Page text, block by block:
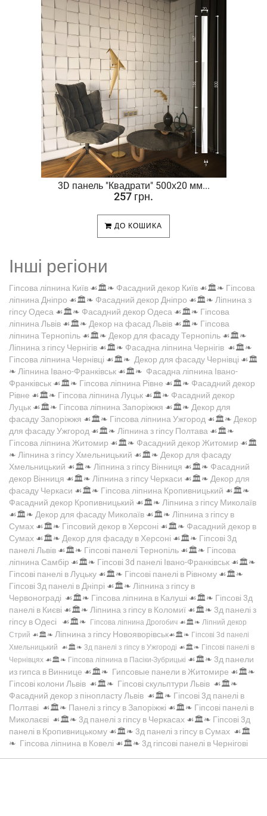
3D панель "Квадрати" 500х20 мм...
257 грн.
ДО КОШИКА
Інші регіони
Гіпсова ліпнина Київ ☙🏛️❧ Фасадний декор Київ ☙🏛️❧ Гіпсова
ліпнина Дніпро ☙🏛️❧ Фасадний декор Дніпро ☙🏛️❧ Ліпнина з
гіпсу Одеса ☙🏛️❧ Фасадний декор Одеса ☙🏛️❧ Гіпсова
ліпнина Львів ☙🏛️❧ Декор на фасад Львів ☙🏛️❧ Гіпсова
ліпнина Тернопіль ☙🏛️❧ Декор для фасаду Тернопіль ☙🏛️❧
Ліпнина з гіпсу Чернігів ☙🏛️❧ Фасадна ліпнина Чернігів ☙🏛️❧
Гіпсова ліпнина Чернівці ☙🏛️❧ Декор для фасаду Чернівці ☙🏛️
❧ Ліпнина Івано-Франківськ ☙🏛️❧ Фасадна ліпнина Івано-
Франківськ ☙🏛️❧ Гіпсова ліпнина Рівне ☙🏛️❧ Фасадний декор
Рівне ☙🏛️❧ Гіпсова ліпнина Луцьк ☙🏛️❧ Фасадний декор
Луцьк ☙🏛️❧ Гіпсова ліпнина Запоріжжя ☙🏛️❧ Декор для
фасаду Запоріжжя ☙🏛️❧ Гіпсова ліпнина Ужгород ☙🏛️❧ Декор
для фасаду Ужгород ☙🏛️❧ Ліпнина з гіпсу Полтава ☙🏛️❧
Гіпсова ліпнина Житомир ☙🏛️❧ Фасадний декор Житомир ☙🏛️
❧ Ліпнина з гіпсу Хмельницький ☙🏛️❧ Декор для фасаду
Хмельницький ☙🏛️❧ Ліпнина з гіпсу Вінниця ☙🏛️❧ Фасадний
декор Вінниця ☙🏛️❧ Ліпнина з гіпсу Черкаси ☙🏛️❧ Декор для
фасаду Черкаси ☙🏛️❧ Гіпсова ліпнина Кропивницький ☙🏛️❧
Фасадний декор Кропивницький ☙🏛️❧ Ліпнина з гіпсу Миколаїв
☙🏛️❧ Декор для фасаду Миколаїв ☙🏛️❧ Ліпнина з гіпсу в
Сумах ☙🏛️❧ Гіпсовий декор в Херсоні ☙🏛️❧ Фасадний декор в
Сумах ☙🏛️❧ Декор для фасаду в Херсоні ☙🏛️❧ Гіпсові 3д
панелі Львів ☙🏛️❧ Гіпсові панелі Тернопіль ☙🏛️❧ Гіпсова
ліпнина Самбір ☙🏛️❧ Гіпсові 3d панелі Івано-Франківськ ☙🏛️❧
Гіпсові панелі в Луцьку ☙🏛️❧ Гіпсові панелі в Рівному ☙🏛️❧
Гіпсові 3д панелі в Дніпрі ☙🏛️❧ Ліпнина з гіпсу в
Червонограді ☙🏛️❧ Гіпсова ліпнина в Калуші ☙🏛️❧ Гіпсові 3д
панелі в Києві ☙🏛️❧ Ліпнина з гіпсу в Коломиї ☙🏛️❧ 3д панелі з
гіпсу в Одесі ☙🏛️❧ Гіпсова ліпнина Дрогобич ☙🏛️❧ Ліпний декор
Стрий ☙🏛️❧ Ліпнина з гіпсу Новояворівськ☙🏛️❧ Гіпсові 3d панелі
Хмельницький ☙🏛️❧ 3д панелі з гіпсу в Ужгороді ☙🏛️❧ Гіпсові панелі в
Чернівцях ☙🏛️❧ Гіпсова ліпнина в Пасіки-Зубрицькі ☙🏛️❧ 3д панели
из гипса в Виннице ☙🏛️❧ Гипсовые панели в Житомире ☙🏛️❧
Гіпсові колони Львів ☙🏛️❧ Гіпсові скульптури Львів ☙🏛️❧
Фасадний декор з пінопласту Львів ☙🏛️❧ Гіпсові 3д панелі в
Полтаві ☙🏛️❧ Панелі з гіпсу в Запоріжжі ☙🏛️❧ Гіпсові панелі в
Миколаєві ☙🏛️❧ 3д панелі з гіпсу в Черкасах ☙🏛️❧ Гіпсові 3д
панелі в Кропивницькому ☙🏛️❧ 3д панелі з гіпсу в Сумах ☙🏛️
❧ Гіпсова ліпнина в Ковелі ☙🏛️❧ 3д гіпсові панелі в Чернігові